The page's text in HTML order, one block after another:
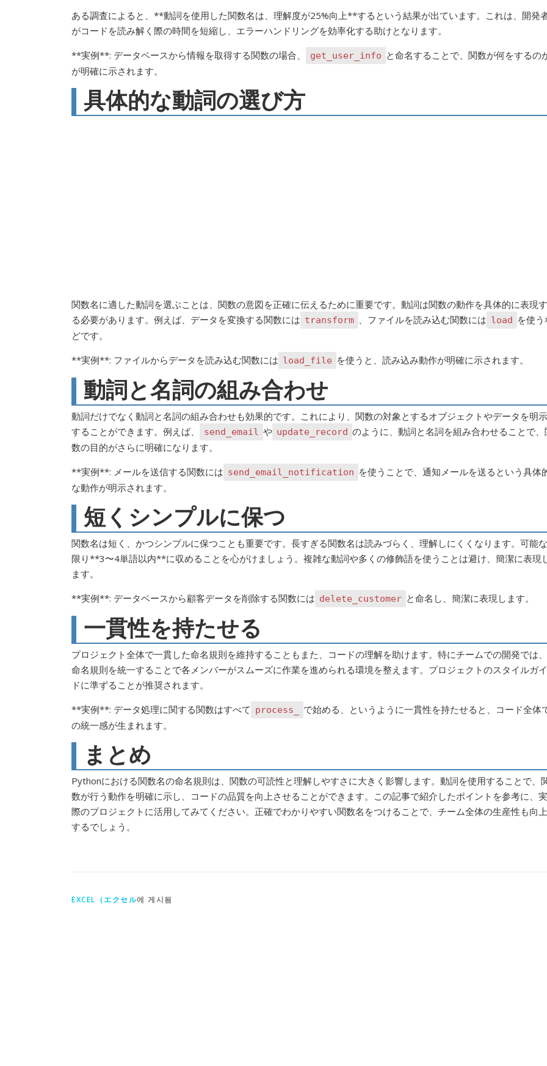
ある調査によると、**動詞を使用した関数名は、理解度が25%向上**するという結果が出ています。これは、開発
がコードを読み解く際の時間を短縮し、エラーハンドリングを効率化する助けとなります。
**実例**: データベースから情報を取得する関数の場合、
get_user_info と命名することで、関数が何をするの
が明確に示されます。
具体的な動詞の選び方
関数名に適した動詞を選ぶことは、関数の意図を正確に伝えるために重要です。動詞は関数の動作を具体的に表現す
る必要があります。例えば、データを変換する関数には transform 、ファイルを読み込む関数には load を使う
どです。
**実例**: ファイルからデータを読み込む関数には load_file を使うと、読み込み動作が明確に示されます。
動詞と名詞の組み合わせ
動詞だけでなく動詞と名詞の組み合わせも効果的です。これにより、関数の対象とするオブジェクトやデータを明示
することができます。例えば、
send_email や update_record のように、動詞と名詞を組み合わせることで、
数の目的がさらに明確になります。
**実例**: メールを送信する関数には send_email_notification を使うことで、通知メールを送るという具体
な動作が明示されます。
短くシンプルに保つ
関数名は短く、かつシンプルに保つことも重要です。長すぎる関数名は読みづらく、理解しにくくなります。可能な
限り**3〜4単語以内**に収めることを心がけましょう。複雑な動詞や多くの修飾語を使うことは避け、簡潔に表現
ます。
**実例**: データベースから顧客データを削除する関数には delete_customer と命名し、簡潔に表現します。
一貫性を持たせる
プロジェクト全体で一貫した命名規則を維持することもまた、コードの理解を助けます。特にチームでの開発では、
命名規則を統一することで各メンバーがスムーズに作業を進められる環境を整えます。プロジェクトのスタイルガイ
ドに準ずることが推奨されます。
**実例**: データ処理に関する関数はすべて process_
で始める、というように一貫性を持たせると、コード全体
の統一感が生まれます。
まとめ
Pythonにおける関数名の命名規則は、関数の可読性と理解しやすさに大きく影響します。動詞を使用することで、
数が行う動作を明確に示し、コードの品質を向上させることができます。この記事で紹介したポイントを参考に、実
際のプロジェクトに活用してみてください。正確でわかりやすい関数名をつけることで、チーム全体の生産性も向上
するでしょう。
EXCEL（エクセル에 게시됨